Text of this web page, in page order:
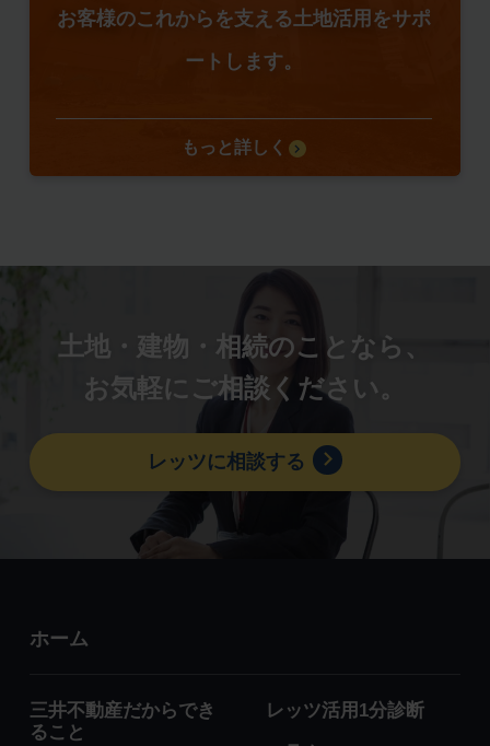
お客様のこれからを支える土地活用をサポ
ートします。
もっと詳しく
土地・建物・相続のことなら、
お気軽にご相談ください。
レッツに相談する
ホーム
三井不動産だからでき
ること
レッツ活用1分診断